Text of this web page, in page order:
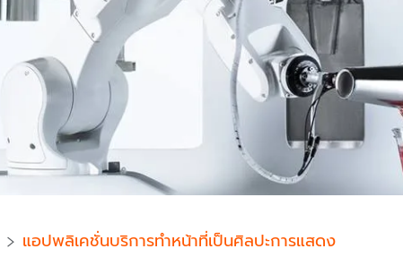
แอปพลิเคชั่นบริการทำหน้าที่เป็นศิลปะการแสดง